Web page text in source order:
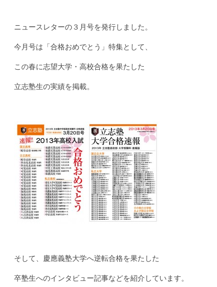
ニュースレターの３月号を発行しました。
今月号は「合格おめでとう」特集として、
この春に志望大学・高校合格を果たした
立志塾生の実績を掲載。
そして、慶應義塾大学へ逆転合格を果たした
卒塾生へのインタビュー記事などを紹介しています。